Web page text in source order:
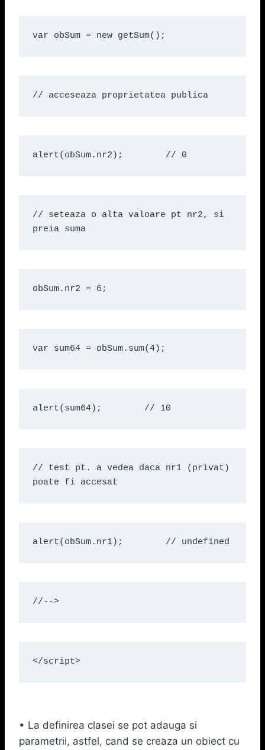
var obSum = new getSum();
// acceseaza proprietatea publica
alert(obSum.nr2);        // 0
// seteaza o alta valoare pt nr2, si
preia suma
obSum.nr2 = 6;
var sum64 = obSum.sum(4);
alert(sum64);        // 10
// test pt. a vedea daca nr1 (privat)
poate fi accesat
alert(obSum.nr1);        // undefined
//-->
</script>
• La definirea clasei se pot adauga si
parametrii, astfel, cand se creaza un obiect cu